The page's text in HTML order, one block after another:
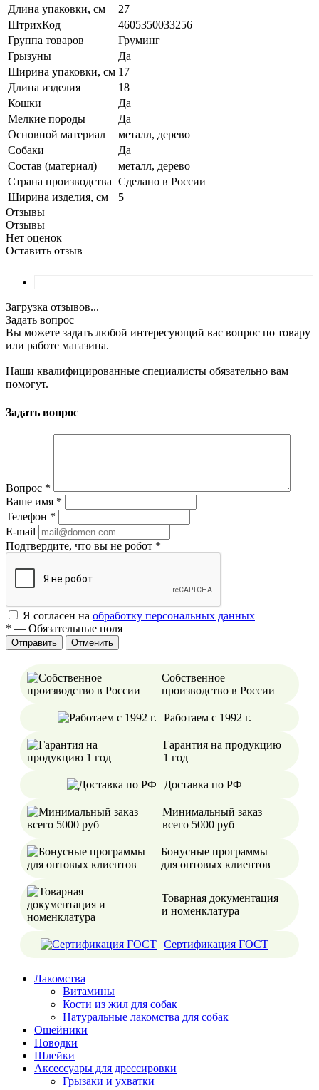
Длина упаковки, см
27
ШтрихКод
4605350033256
Группа товаров
Груминг
Грызуны
Да
Ширина упаковки, см 17
Длина изделия
18
Кошки
Да
Мелкие породы
Да
Основной материал
металл, дерево
Собаки
Да
Состав (материал)
металл, дерево
Страна производства Сделано в России
Ширина изделия, см
5
Отзывы
Отзывы
Нет оценок
Оставить отзыв
Загрузка отзывов...
Задать вопрос
Вы можете задать любой интересующий вас вопрос по товару
или работе магазина.
Наши квалифицированные специалисты обязательно вам
помогут.
Задать вопрос
Вопрос *
Ваше имя *
Телефон *
E-mail
Подтвердите, что вы не робот *
Я согласен на обработку персональных данных
* — Обязательные поля
Отменить
Собственное
производство в России
Работаем с 1992 г.
Гарантия на продукцию
1 год
Доставка по РФ
Минимальный заказ
всего 5000 руб
Бонусные программы
для оптовых клиентов
Товарная документация
и номенклатура
Сертификация ГОСТ
Лакомства
Витамины
Кости из жил для собак
Натуральные лакомства для собак
Ошейники
Поводки
Шлейки
Аксессуары для дрессировки
Грызаки и ухватки